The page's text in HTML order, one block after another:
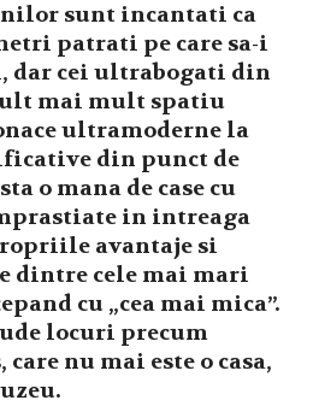
sunt incantati ca
patrati pe care sa-i
dar cei ultrabogati din
mai mult spatiu
ultramoderne la
din punct de
o mana de case cu
in intreaga
avantaje si
dintre cele mai mari
cu „cea mai mica”.
locuri precum
nu mai este o casa,